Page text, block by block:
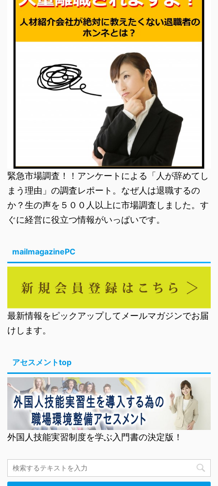
緊急市場調査！！アンケートによる「人が辞めてし
まう理由」の調査レポート。なぜ人は退職するの
か？生の声を５００人以上に市場調査しました。す
ぐに経営に役立つ情報がいっぱいです。
mailmagazinePC
最新情報をピックアップしてメールマガジンでお届
けします。
アセスメントtop
外国人技能実習制度を学ぶ入門書の決定版！